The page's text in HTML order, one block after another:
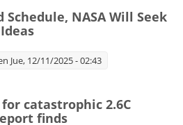
Schedule, NASA Will Seek
Jue, 12/11/2025 - 02:43
catastrophic 2.6C
finds